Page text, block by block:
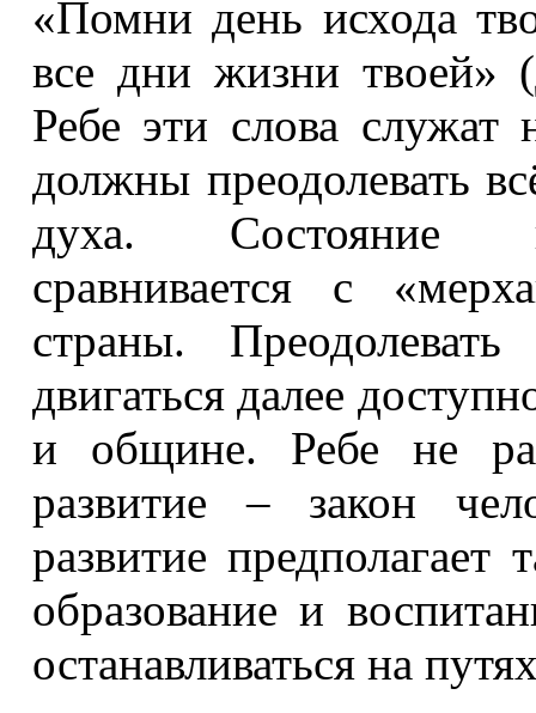
«Помни день исхода
все дни жизни твоей»
Ребе эти слова
должны преодолевать
духа. Состояние
сравнивается с
страны.
двигаться далее
и общине. Ребе не
развитие – закон
развитие предполагает
образование и
останавливаться на